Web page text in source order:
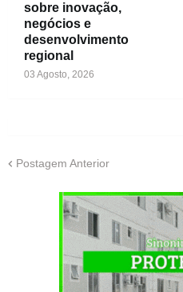
sobre inovação,
negócios e
desenvolvimento
regional
03 Agosto, 2026
Postagem Anterior